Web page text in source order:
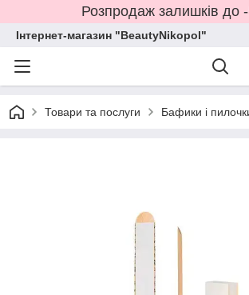
Розпродаж залишків до
Інтернет-магазин "BeautyNikopol"
Товари та послуги Бафики і